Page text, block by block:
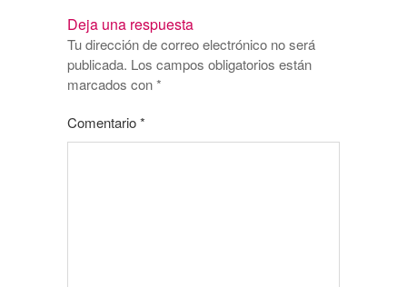
Deja una respuesta
Tu dirección de correo electrónico no será
publicada. Los campos obligatorios están
marcados con*
Comentario*